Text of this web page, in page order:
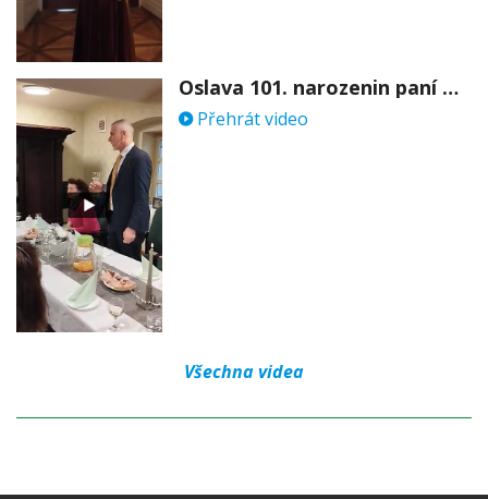
Oslava 101. narozenin paní Věry Skořepové
Přehrát video
Všechna videa